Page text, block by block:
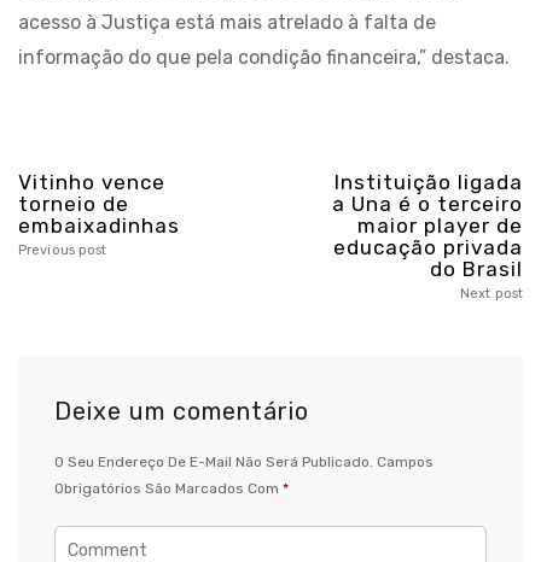
acesso à Justiça está mais atrelado à falta de
informação do que pela condição financeira,” destaca.
Vitinho vence
torneio de
embaixadinhas
Previous post
Instituição ligada
a Una é o terceiro
maior player de
educação privada
do Brasil
Next post
Deixe um comentário
O Seu Endereço De E-Mail Não Será Publicado. Campos
Obrigatórios São Marcados Com *